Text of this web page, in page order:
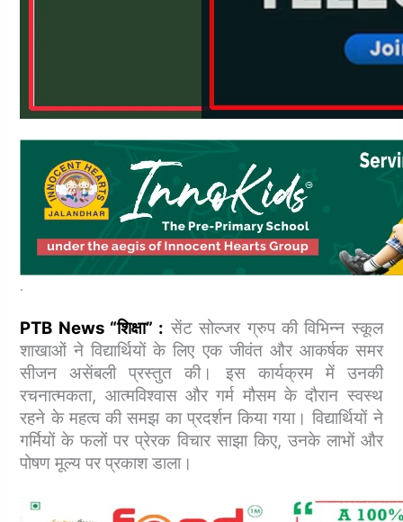
.
PTB News “शिक्षा” : सेंट सोल्जर ग्रुप की विभिन्न स्कूल
शाखाओं ने विद्यार्थियों के लिए एक जीवंत और आकर्षक समर
सीजन असेंबली प्रस्तुत की। इस कार्यक्रम में उनकी
रचनात्मकता, आत्मविश्वास और गर्म मौसम के दौरान स्वस्थ
रहने के महत्व की समझ का प्रदर्शन किया गया। विद्यार्थियों ने
गर्मियों के फलों पर प्रेरक विचार साझा किए, उनके लाभों और
पोषण मूल्य पर प्रकाश डाला।